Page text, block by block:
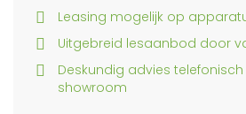
Leasing mogelijk op
Uitgebreid lesaanbod door
Deskundig advies
showroom